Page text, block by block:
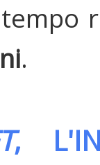
.
,